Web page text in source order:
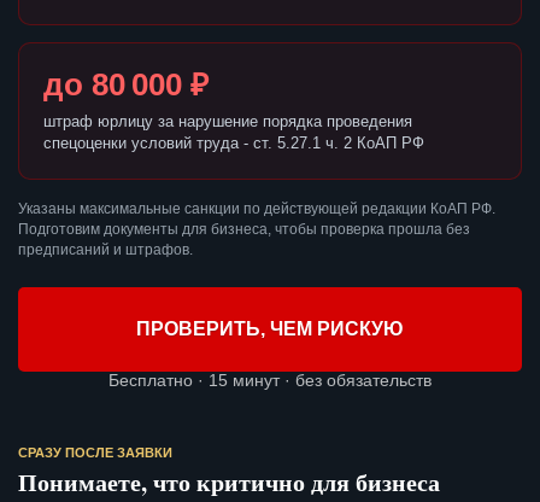
до 80 000 ₽
штраф юрлицу за нарушение порядка проведения
спецоценки условий труда - ст. 5.27.1 ч. 2 КоАП РФ
Указаны максимальные санкции по действующей редакции КоАП РФ.
Подготовим документы для бизнеса, чтобы проверка прошла без
предписаний и штрафов.
ПРОВЕРИТЬ, ЧЕМ РИСКУЮ
Бесплатно · 15 минут · без обязательств
СРАЗУ ПОСЛЕ ЗАЯВКИ
Понимаете, что критично для бизнеса